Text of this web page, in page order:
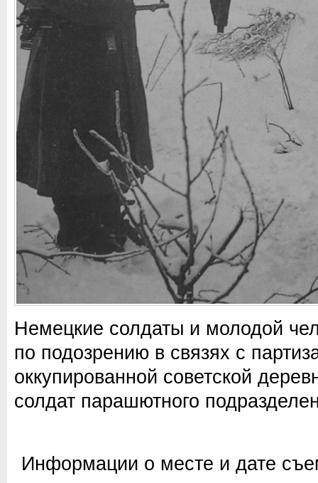
Немецкие солдаты и молодой
по подозрению в связях с
оккупированной советской
солдат парашютного
Информации о месте и дате